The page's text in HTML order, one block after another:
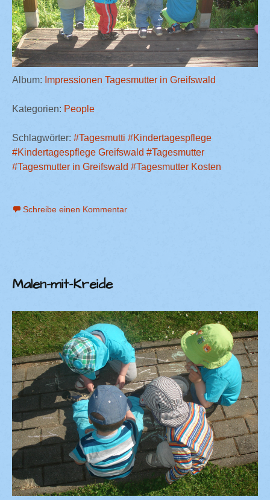
Album: Impressionen Tagesmutter in Greifswald
Kategorien: People
Schlagwörter: #Tagesmutti #Kindertagespflege
#Kindertagespflege Greifswald #Tagesmutter
#Tagesmutter in Greifswald #Tagesmutter Kosten
Schreibe einen Kommentar
Malen-mit-Kreide